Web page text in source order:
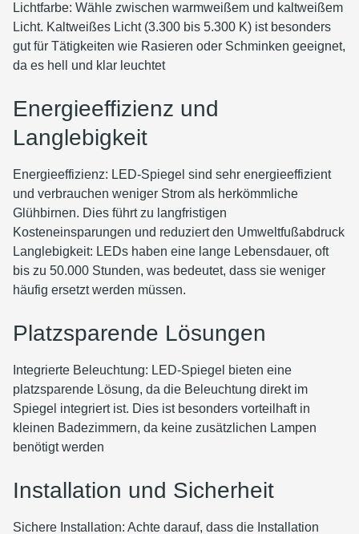
Lichtfarbe: Wähle zwischen warmweißem und kaltweißem
Licht. Kaltweißes Licht (3.300 bis 5.300 K) ist besonders
gut für Tätigkeiten wie Rasieren oder Schminken geeignet,
da es hell und klar leuchtet
Energieeffizienz und
Langlebigkeit
Energieeffizienz: LED-Spiegel sind sehr energieeffizient
und verbrauchen weniger Strom als herkömmliche
Glühbirnen. Dies führt zu langfristigen
Kosteneinsparungen und reduziert den Umweltfußabdruck
Langlebigkeit: LEDs haben eine lange Lebensdauer, oft
bis zu 50.000 Stunden, was bedeutet, dass sie weniger
häufig ersetzt werden müssen.
Platzsparende Lösungen
Integrierte Beleuchtung: LED-Spiegel bieten eine
platzsparende Lösung, da die Beleuchtung direkt im
Spiegel integriert ist. Dies ist besonders vorteilhaft in
kleinen Badezimmern, da keine zusätzlichen Lampen
benötigt werden
Installation und Sicherheit
Sichere Installation: Achte darauf, dass die Installation